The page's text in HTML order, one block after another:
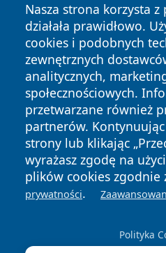
Nasza strona korzysta
działała prawidłowo.
cookies i podobnych
zewnętrznych
analitycznych,
społecznościowych.
przetwarzane również
partnerów.
strony lub klikając
wyrażasz zgodę na
plików cookies zgodnie
prywatności.
Polityka
Copyright © 2026
zastrzeżone.
News Autorzy
Polityka